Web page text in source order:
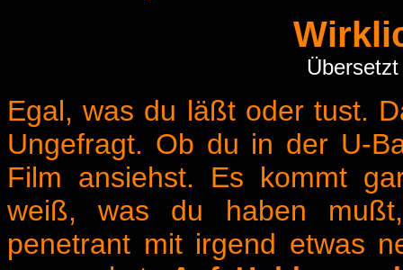
Egal, was du läßt oder tust.
Ungefragt. Ob du in der U-
Film ansiehst. Es kommt
weiß, was du haben
penetrant mit irgend etwas